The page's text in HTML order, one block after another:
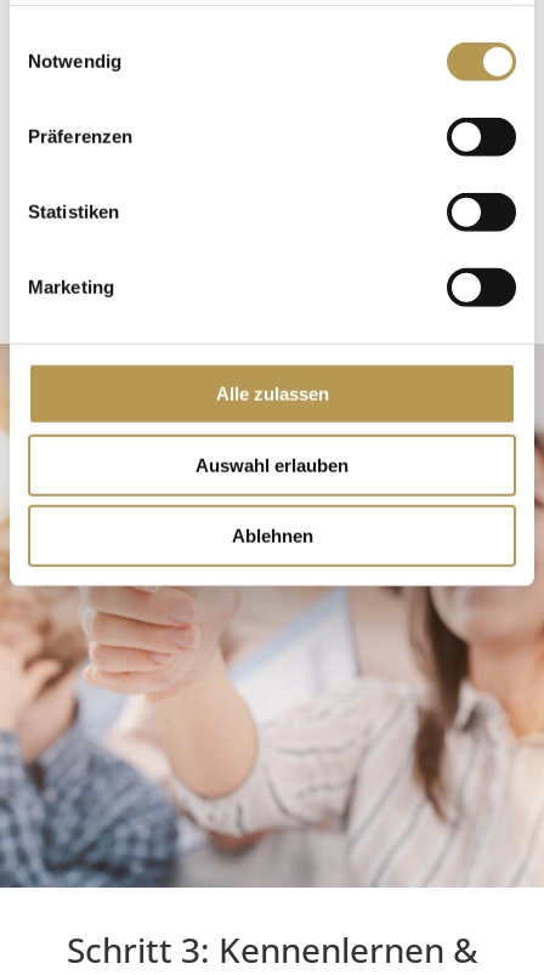
Notwendig
Präferenzen
Statistiken
Marketing
Alle zulassen
Auswahl erlauben
Ablehnen
Arbeitszeugnisse. Schicken Sie uns gerne
ZUM BEWERBUNGSFORMULAR
Schritt 3: Kennenlernen &